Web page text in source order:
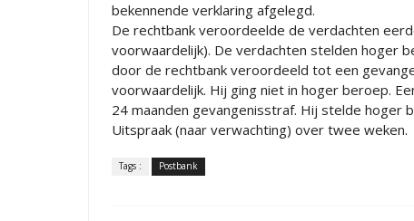
bekennende verklaring afgelegd.
De rechtbank veroordeelde de verdachten
voorwaardelijk). De verdachten stelden hoger
door de rechtbank veroordeeld tot een
voorwaardelijk. Hij ging niet in hoger beroep.
24 maanden gevangenisstraf. Hij stelde hoger
Uitspraak (naar verwachting) over twee weken.
Tags : Postbank